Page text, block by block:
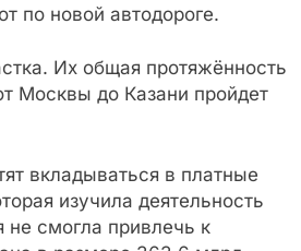
по новой автодороге.
Их общая протяжённость
Москвы до Казани пройдет
вкладываться в платные
изучила деятельность
не смогла привлечь к